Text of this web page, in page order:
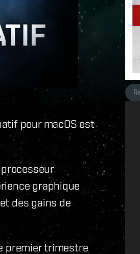
pour macOS est
graphique
des gains de
premier trimestre